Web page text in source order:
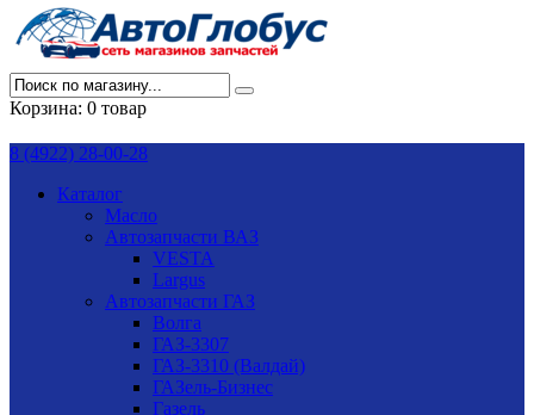
Корзина: 0 товар
8 (4922) 28-00-28
Каталог
Масло
Автозапчасти ВАЗ
VESTA
Largus
Автозапчасти ГАЗ
Волга
ГАЗ-3307
ГАЗ-3310 (Валдай)
ГАЗель-Бизнес
Газель